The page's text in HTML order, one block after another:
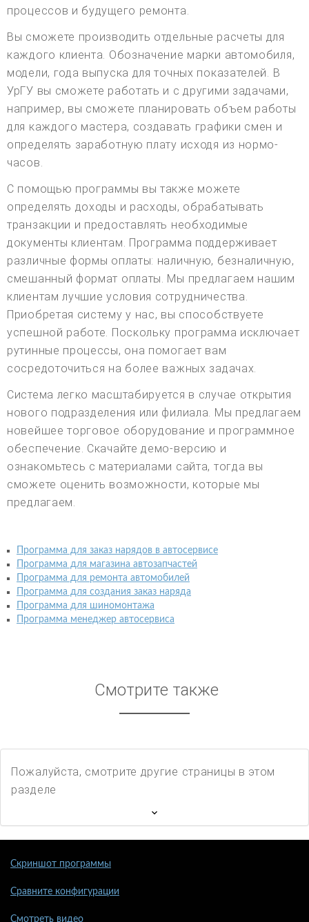
процессов и будущего ремонта.
Вы сможете производить отдельные расчеты для
каждого клиента. Обозначение марки автомобиля,
модели, года выпуска для точных показателей. В
УрГУ вы сможете работать и с другими задачами,
например, вы сможете планировать объем работы
для каждого мастера, создавать графики смен и
определять заработную плату исходя из нормо-
часов.
С помощью программы вы также можете
определять доходы и расходы, обрабатывать
транзакции и предоставлять необходимые
документы клиентам. Программа поддерживает
различные формы оплаты: наличную, безналичную,
смешанный формат оплаты. Мы предлагаем нашим
клиентам лучшие условия сотрудничества.
Приобретая систему у нас, вы способствуете
успешной работе. Поскольку программа исключает
рутинные процессы, она помогает вам
сосредоточиться на более важных задачах.
Система легко масштабируется в случае открытия
нового подразделения или филиала. Мы предлагаем
новейшее торговое оборудование и программное
обеспечение. Скачайте демо-версию и
ознакомьтесь с материалами сайта, тогда вы
сможете оценить возможности, которые мы
предлагаем.
Программа для заказ нарядов в автосервисе
Программа для магазина автозапчастей
Программа для ремонта автомобилей
Программа для создания заказ наряда
Программа для шиномонтажа
Программа менеджер автосервиса
Смотрите также
Пожалуйста, смотрите другие страницы в этом
разделе
Скриншот программы
Сравните конфигурации
Смотреть видео